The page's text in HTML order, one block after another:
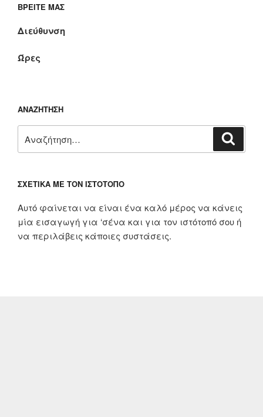
ΒΡΕΊΤΕ ΜΑΣ
Διεύθυνση
Ώρες
ΑΝΑΖΉΤΗΣΗ
για:
ΣΧΕΤΙΚΆ ΜΕ ΤΟΝ ΙΣΤΌΤΟΠΟ
Αυτό φαίνεται να είναι ένα καλό μέρος να κάνεις
μία εισαγωγή για ‘σένα και για τον ιστότοπό σου ή
να περιλάβεις κάποιες συστάσεις.